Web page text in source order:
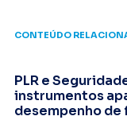
CONTEÚDO
PLR e
instrumentos
desempenho